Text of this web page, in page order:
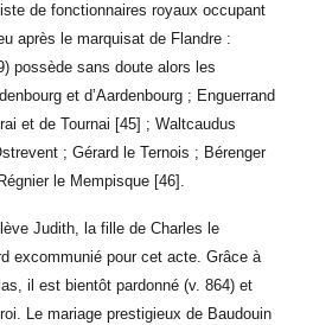
de fonctionnaires royaux occupant
après le marquisat de Flandre :
possède sans doute alors les
et d’Aardenbourg ; Enguerrand
et de Tournai [45] ; Waltcaudus
; Gérard le Ternois ; Bérenger
le Mempisque [46].
Judith, la fille de Charles le
excommunié pour cet acte. Grâce à
il est bientôt pardonné (v. 864) et
Le mariage prestigieux de Baudouin